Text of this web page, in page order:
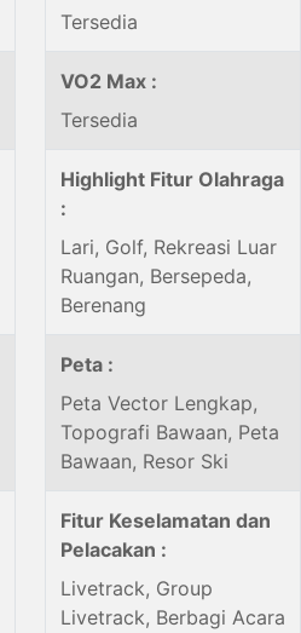
Tersedia
VO2 Max :
Tersedia
Highlight Fitur Olahraga
:
Lari, Golf, Rekreasi Luar
Ruangan, Bersepeda,
Berenang
Peta :
Peta Vector Lengkap,
Topografi Bawaan, Peta
Bawaan, Resor Ski
Fitur Keselamatan dan
Pelacakan :
Livetrack, Group
Livetrack, Berbagi Acara